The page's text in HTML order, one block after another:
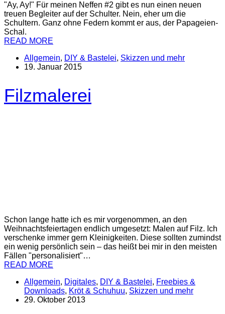
"Ay, Ay!" Für meinen Neffen #2 gibt es nun einen neuen
treuen Begleiter auf der Schulter. Nein, eher um die
Schultern. Ganz ohne Federn kommt er aus, der Papageien-
Schal.
READ MORE
Allgemein, DIY & Bastelei, Skizzen und mehr
19. Januar 2015
Filzmalerei
Schon lange hatte ich es mir vorgenommen, an den
Weihnachtsfeiertagen endlich umgesetzt: Malen auf Filz. Ich
verschenke immer gern Kleinigkeiten. Diese sollten zumindst
ein wenig persönlich sein – das heißt bei mir in den meisten
Fällen "personalisiert"…
READ MORE
Allgemein, Digitales, DIY & Bastelei, Freebies &
Downloads, Kröt & Schuhuu, Skizzen und mehr
29. Oktober 2013